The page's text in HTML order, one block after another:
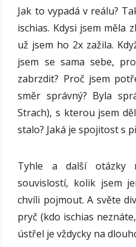
Jak to vypadá v reálu?
ischias. Kdysi jsem měla
už jsem ho 2x zažila.
jsem se sama sebe,
zabrzdit? Proč jsem
směr správný? Byla
Strach), s kterou jsem
stalo? Jaká je spojitost s
Tyhle a další otázky
souvislostí, kolik jsem
chvíli pojmout. A světe
pryč (kdo ischias
ústřel je vždycky na